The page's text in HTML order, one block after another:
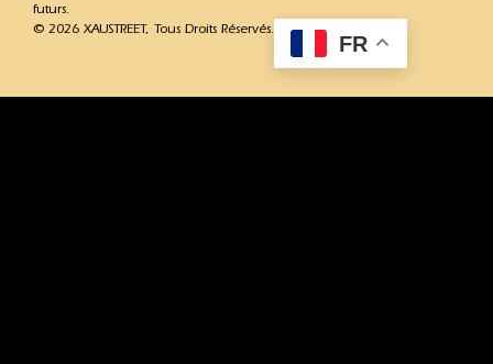
futurs.
© 2026 XAUSTREET, Tous Droits Réservés.
FR